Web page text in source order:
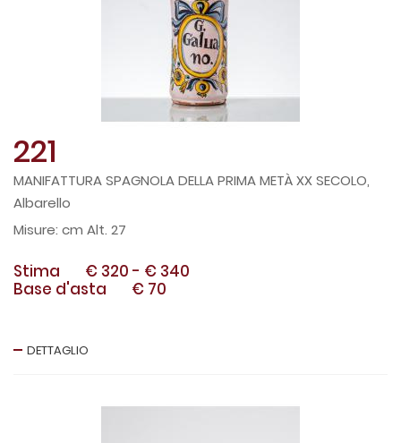
221
MANIFATTURA SPAGNOLA DELLA PRIMA METÀ XX SECOLO,
Albarello
cm Alt. 27
Stima € 320 - € 340
Base d'asta
€ 70
DETTAGLIO